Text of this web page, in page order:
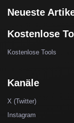
Neueste
Kostenlose
Kostenlose Tools
Kanäle
X (Twitter)
Instagram